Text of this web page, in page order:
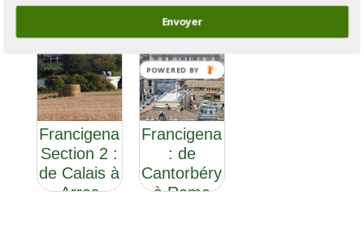
Via
Francigena
Section 2 :
de Calais à
Arras
Via
Francigena
: de
Cantorbéry
à Rome
Envoyer
POWERED BY